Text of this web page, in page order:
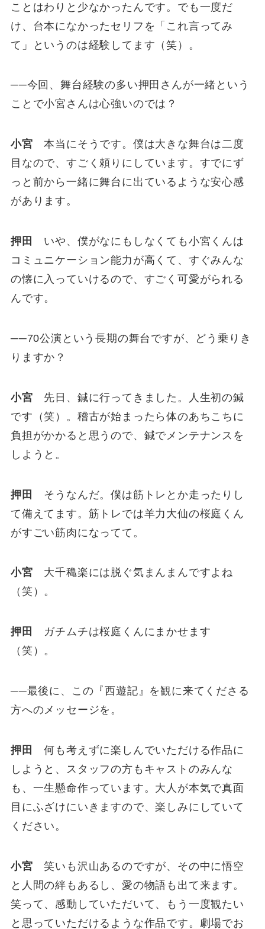
ことはわりと少なかったんです。でも一度だ
け、台本になかったセリフを「これ言ってみ
て」というのは経験してます（笑）。
──今回、舞台経験の多い押田さんが一緒という
ことで小宮さんは心強いのでは？
小宮 本当にそうです。僕は大きな舞台は二度
目なので、すごく頼りにしています。すでにず
っと前から一緒に舞台に出ているような安心感
があります。
押田
いや、僕がなにもしなくても小宮くんは
コミュニケーション能力が高くて、すぐみんな
の懐に入っていけるので、すごく可愛がられる
んです。
──70公演という長期の舞台ですが、どう乗りき
りますか？
小宮 先日、鍼に行ってきました。人生初の鍼
です（笑）。稽古が始まったら体のあちこちに
負担がかかると思うので、鍼でメンテナンスを
しようと。
押田
そうなんだ。僕は筋トレとか走ったりし
て備えてます。筋トレでは羊力大仙の桜庭くん
がすごい筋肉になってて。
小宮 大千穐楽には脱ぐ気まんまんですよね
（笑）。
押田 ガチムチは桜庭くんにまかせます
（笑）。
──最後に、この『西遊記』を観に来てくださる
方へのメッセージを。
押田
何も考えずに楽しんでいただける作品に
しようと、スタッフの方もキャストのみんな
も、一生懸命作っています。大人が本気で真面
目にふざけにいきますので、楽しみにしていて
ください。
小宮 笑いも沢山あるのですが、その中に悟空
と人間の絆もあるし、愛の物語も出て来ます。
笑って、感動していただいて、もう一度観たい
と思っていただけるような作品です。劇場でお